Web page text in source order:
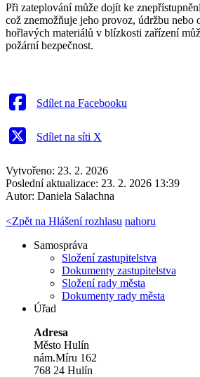
Při zateplování může dojít ke
což znemožňuje jeho provoz, údržbu nebo
hořlavých materiálů v blízkosti zařízení
požární bezpečnost.
Sdílet na Facebooku
Sdílet na síti X
Vytvořeno: 23. 2. 2026
Poslední aktualizace: 23. 2. 2026 13:39
Autor: Daniela Salachna
<Zpět na Hlášení rozhlasu nahoru
Samospráva
Složení zastupitelstva
Dokumenty zastupitelstva
Složení rady města
Dokumenty rady města
Úřad
Adresa
Město Hulín
nám.Míru 162
768 24 Hulín